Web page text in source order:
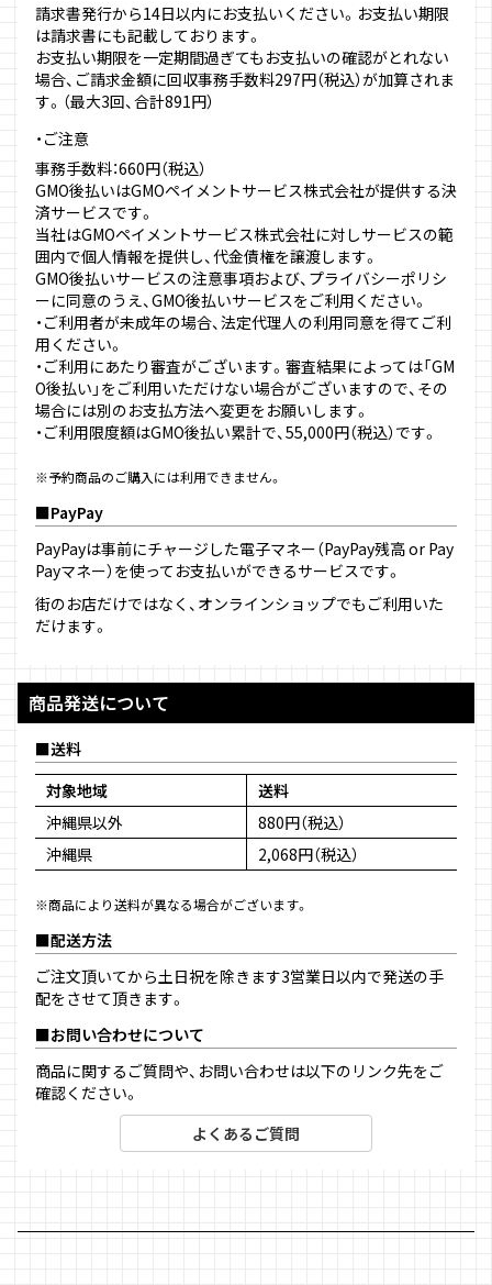
請求書発行から14日以内にお支払いください。お支払い期限
は請求書にも記載しております。
お支払い期限を一定期間過ぎてもお支払いの確認がとれない
場合、ご請求金額に回収事務手数料297円（税込）が加算されま
す。（最大3回、合計891円）
ご注意
事務手数料：660円（税込）
GMO後払いはGMOペイメントサービス株式会社が提供する決
済サービスです。
当社はGMOペイメントサービス株式会社に対しサービスの範
囲内で個人情報を提供し、代金債権を譲渡します。
GMO後払いサービスの注意事項および、 プライバシーポリシ
ーに同意のうえ、GMO後払いサービスをご利用ください。
・ご利用者が未成年の場合、法定代理人の利用同意を得てご利
用ください。
・ご利用にあたり審査がございます。審査結果によっては「GM
O後払い」をご利用いただけない場合がございますので、その
場合には別のお支払方法へ変更をお願いします。
・ご利用限度額はGMO後払い累計で、55,000円（税込）です。
※予約商品のご購入には利用できません。
PayPay
PayPayは事前にチャージした電子マネー（PayPay残高 or Pay
Payマネー）を使ってお支払いができるサービスです。
街のお店だけではなく、オンラインショップでもご利用いた
だけます。
商品発送について
送料
対象地域
送料
沖縄県以外
880円（税込）
沖縄県
2,068円（税込）
※商品により送料が異なる場合がございます。
配送方法
ご注文頂いてから土日祝を除きます3営業日以内で発送の手
配をさせて頂きます。
お問い合わせについて
商品に関するご質問や、お問い合わせは以下のリンク先をご
確認ください。
よくあるご質問